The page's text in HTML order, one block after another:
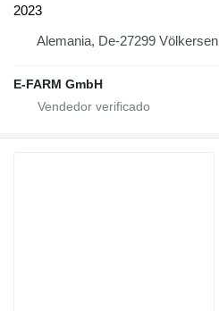
2023
Alemania, De-27299 Völkersen
E-FARM GmbH